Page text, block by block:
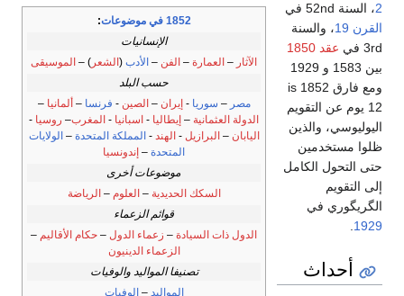
1852 في موضوعات
:
الإنسانيات
الآثار – العمارة – الفن – الأدب (الشعر ) – الموسيقى
حسب البلد
مصر – سوريا -إيران –الصين - فرنسا –ألمانيا –
الدولة العثمانية – إيطاليا - اسبانيا - المغرب– روسيا -
اليابان –البرازيل -الهند -المملكة المتحدة –الولايات
المتحدة – إندونسيا
موضوعات أخرى
السكك الحديدية –العلوم –الرياضة
قوائم الزعماء
الدول ذات السيادة – زعماء الدول – حكام الأقاليم –
الزعماء الدينيون
تصنيفا المواليد والوفيات
المواليد –الوفيات
2، السنة 52nd في
القرن 19
، والسنة
3rd في
عقد 1850
بين 1583 و 1929
ومع فارق 1852 is
12 يوم عن التقويم
اليوليوسي، والذين
ظلوا مستخدمين
حتى التحول الكامل
إلى التقويم
الگريگوري في
1929
أحداث